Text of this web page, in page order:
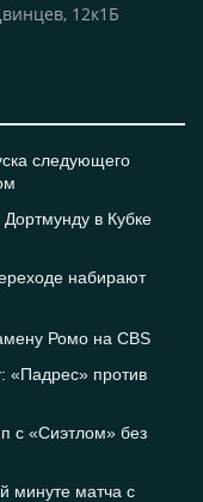
12к1Б
следующего
в Кубке
набирают
Ромо на CBS
«Падрес» против
с «Сиэтлом» без
минуте матча с